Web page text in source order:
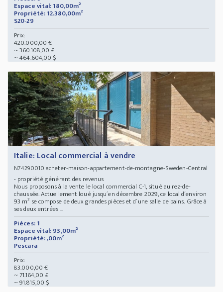
Espace vital: 180,00m²
Propriété: 12.380,00m²
S20-29
Prix:
420.000,00 €
~ 360.108,00 £
~ 464.604,00 $
Italie: Local commercial à vendre
N74290010 acheter-maison-appartement-de-montagne-Sweden-Central
- propriété générant des revenus
Nous proposons à la vente le local commercial C-1, situé au rez-de-
chaussée. Actuellement loué jusqu´en décembre 2029, ce local d´environ
93 m² se compose de deux grandes pièces et d´une salle de bains. Grâce à
ses deux entrées ...
Pièces: 1
Espace vital: 93,00m²
Propriété: ,00m²
Pescara
Prix:
83.000,00 €
~ 71.164,00 £
~ 91.815,00 $